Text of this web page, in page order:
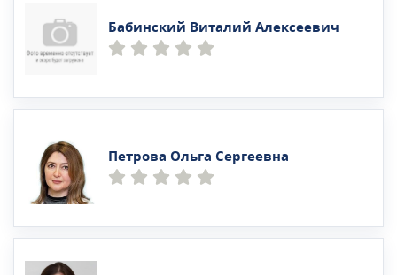
Бабинский Виталий Алексеевич
Петрова Ольга Сергеевна